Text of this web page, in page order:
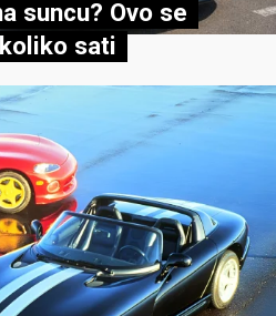
suncu? Ovo se
sati